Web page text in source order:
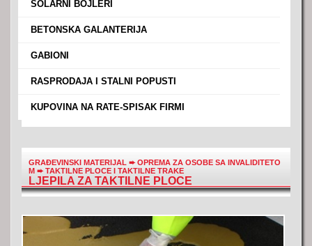
SOLARNI BOJLERI
BETONSKA GALANTERIJA
GABIONI
RASPRODAJA I STALNI POPUSTI
KUPOVINA NA RATE-SPISAK FIRMI
GRAĐEVINSKI MATERIJAL ➨OPREMA ZA OSOBE SA INVALIDITETO
M ➨TAKTILNE PLOCE I TAKTILNE TRAKE
LJEPILA ZA TAKTILNE PLOCE